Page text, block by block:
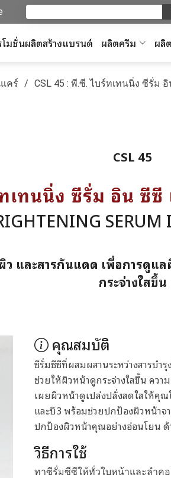
โมชั่นผลิตสร้างแบรนด์ ผลิตครีม ผลิ
คร์ CSL 45 : พี.ซี. ไบร์ทเทนนิ่ง ซีรั่ม
CSL 45
เทนนิ่ง ซีรั่ม อิน ซีซี
SERUM
ว และสารกันแดด เพื่อการดู
กระจ่างใสขึ้น
คุณสมบัติ
ซีรั่มซีซีที่ผสมผสานระหว่างสารบ
ช่วยให้ผิวหน้าดูกระจ่างใสขึ้น คว
เผยผิวหน้าดูเปล่งปลั่งสดใสให้คุณ
และบี3 พร้อมช่วยปกป้องผิวหน้าจา
ปกป้องผิวหน้าคุณอย่างอ่อนโยน
วิธีการใช้
ทาซีรั่มซีซีให้ทั่วใบหน้าและลำคอ